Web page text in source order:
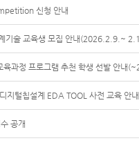
신청 안내
기술 교육생 모집 안내(2026.2.9.~
육과정 프로그램 추천 학생 선발 안내
지털칩설계 EDA TOOL 사전 교육 안내
공개